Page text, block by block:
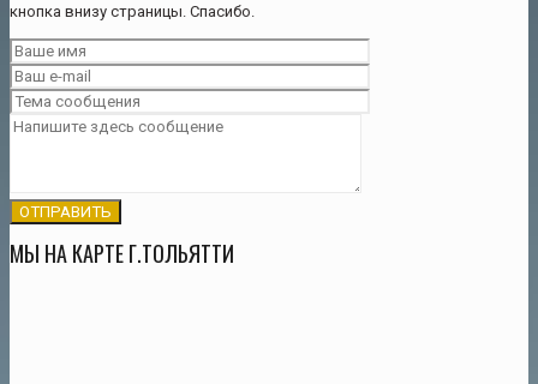
кнопка внизу страницы. Спасибо.
МЫ НА КАРТЕ Г.ТОЛЬЯТТИ